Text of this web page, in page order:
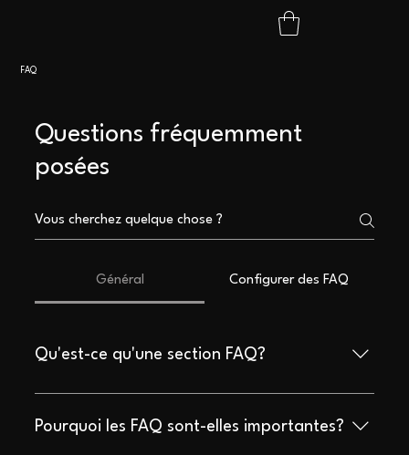
FAQ
Questions fréquemment
posées
Général Configurer des FAQ
Qu'est-ce qu'une section FAQ?
Une section FAQ peut être utilisée pour répondre
rapidement aux questions fréquemment posées sur
Pourquoi les FAQ sont-elles importantes?